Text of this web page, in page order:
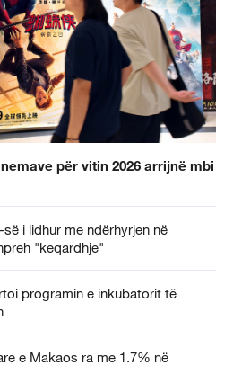
për vitin 2026 arrijnë mbi
i lidhur me ndërhyrjen në
"keqardhje"
programin e inkubatorit të
e Makaos ra me 1.7% në